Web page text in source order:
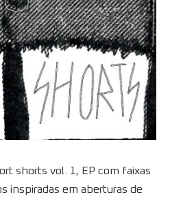
shorts vol. 1, EP com faixas
inspiradas em aberturas de